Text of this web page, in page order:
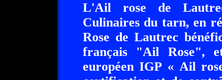
L'Ail rose de
Culinaires du tarn, en
Rose de Lautrec
français "Ail Rose",
européen IGP « Ail